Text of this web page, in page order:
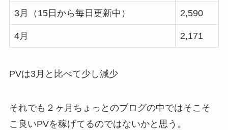
3月（15日から毎日更新中） 2,590
4月 2,171
PVは3月と比べて少し減少
それでも２ヶ月ちょっとのブログの中ではそこそ
こ良いPVを稼げてるのではないかと思う。